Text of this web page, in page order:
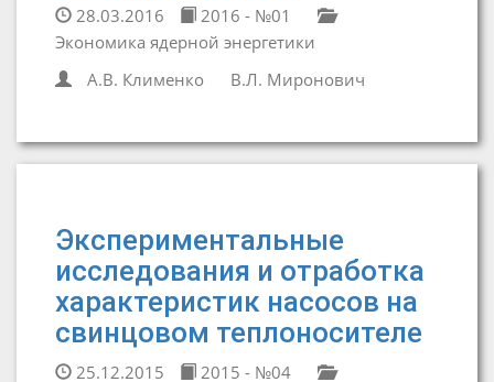
28.03.2016
2016 - №01
Экономика ядерной энергетики
А.В. Клименко
В.Л. Миронович
Экспериментальные
исследования и отработка
характеристик насосов на
свинцовом теплоносителе
25.12.2015
2015 - №04